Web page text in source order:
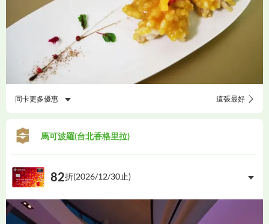
同卡更多優惠 這張最好
馬可波羅(台北香格里拉)
82折(2026/12/30止)